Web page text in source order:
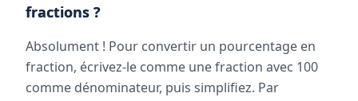
fractions ?
Absolument ! Pour convertir un pourcentage en
fraction, écrivez-le comme une fraction avec 100
comme dénominateur, puis simplifiez. Par